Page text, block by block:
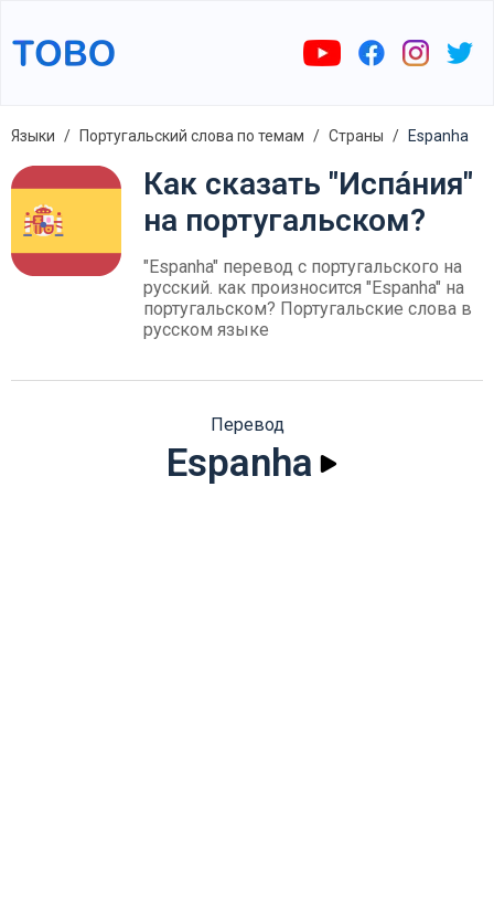
Языки Португальский слова по темам Страны Espanha
Как сказать "Испа́ния"
на португальском?
"Espanha" перевод с португальского на
русский. как произносится "Espanha" на
португальском? Португальские слова в
русском языке
Перевод
Espanha